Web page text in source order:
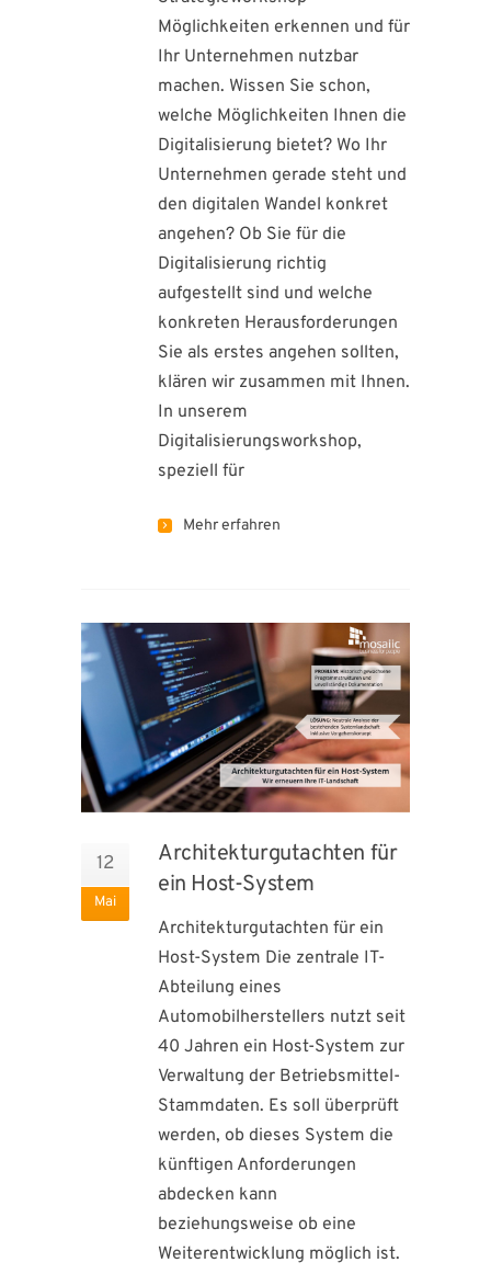
Möglichkeiten erkennen und für
Ihr Unternehmen nutzbar
machen. Wissen Sie schon,
welche Möglichkeiten Ihnen die
Digitalisierung bietet? Wo Ihr
Unternehmen gerade steht und
den digitalen Wandel konkret
angehen? Ob Sie für die
Digitalisierung richtig
aufgestellt sind und welche
konkreten Herausforderungen
Sie als erstes angehen sollten,
klären wir zusammen mit Ihnen.
In unserem
Digitalisierungsworkshop,
speziell für
Mehr erfahren
12
Mai
Architekturgutachten für
ein Host-System
Architekturgutachten für ein
Host-System Die zentrale IT-
Abteilung eines
Automobilherstellers nutzt seit
40 Jahren ein Host-System zur
Verwaltung der Betriebsmittel-
Stammdaten. Es soll überprüft
werden, ob dieses System die
künftigen Anforderungen
abdecken kann
beziehungsweise ob eine
Weiterentwicklung möglich ist.